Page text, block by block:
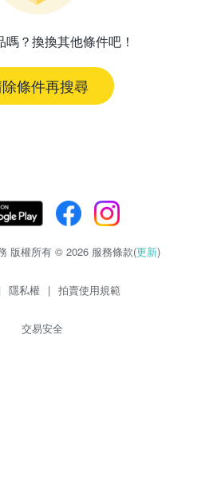
嗎？換換其他條件吧！
條件再搜尋
版權所有 © 2026 服務條款(更新)
隱私權 | 拍賣使用規範
交易安全